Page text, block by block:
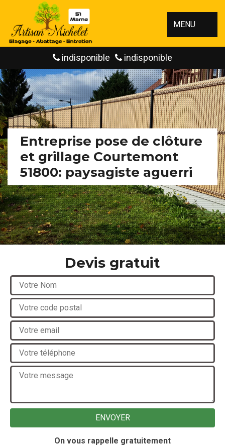
MENU
indisponible indisponible
Entreprise pose de clôture
et grillage Courtemont
51800: paysagiste aguerri
Devis gratuit
On vous rappelle gratuitement